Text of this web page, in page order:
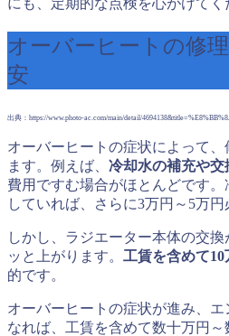
オーバーヒートの修
安
出典：https://www.photo-ac.com/main/detail/
オーバーヒートの症状によって
ます。例えば、 冷却水の補充や交
費用ですむ場合がほとんどです
していれば、さらに3万円～5万円
しかし、ラジエーター本体の交
ッと上がります。 工賃を含めて10
的です。
オーバーヒートの症状が進み、
なれば、工賃を含めて数十万円